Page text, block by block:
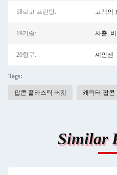
18로고 프린팅: 고객의
19기술: 사출,
20항구: 셰인젠
Tags:
팝콘 플라스틱 버킷 캐릭터 팝콘
Similar